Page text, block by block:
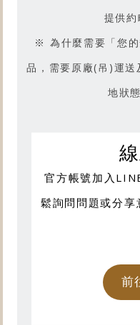
提供約
※ 為什麼需要「您
品，需要原廠(吊)運送
地狀
官方帳號加入
鬆詢問問題或分
前